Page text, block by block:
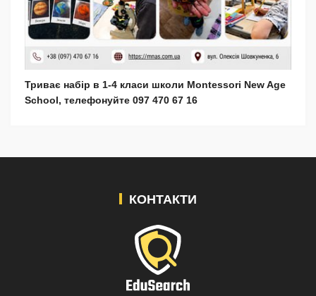
Триває набір в 1-4 класи школи Montessori New Age
School, телефонуйте 097 470 67 16
КОНТАКТИ